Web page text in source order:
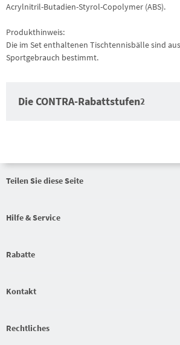
Acrylnitril-Butadien-Styrol-Copolymer (ABS).
Produkthinweis:
Die im Set enthaltenen Tischtennisbälle sind
Sportgebrauch bestimmt.
Die CONTRA-Rabattstufen2
Schlägerkonfigurator
Beläge
Teilen Sie diese Seite
Hilfe & Service
Rabatte
Kontakt
Rechtliches